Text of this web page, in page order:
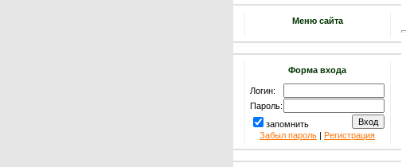
Меню сайта
Форма входа
Логин:
Пароль:
запомнить
Забыл пароль | Регистрация